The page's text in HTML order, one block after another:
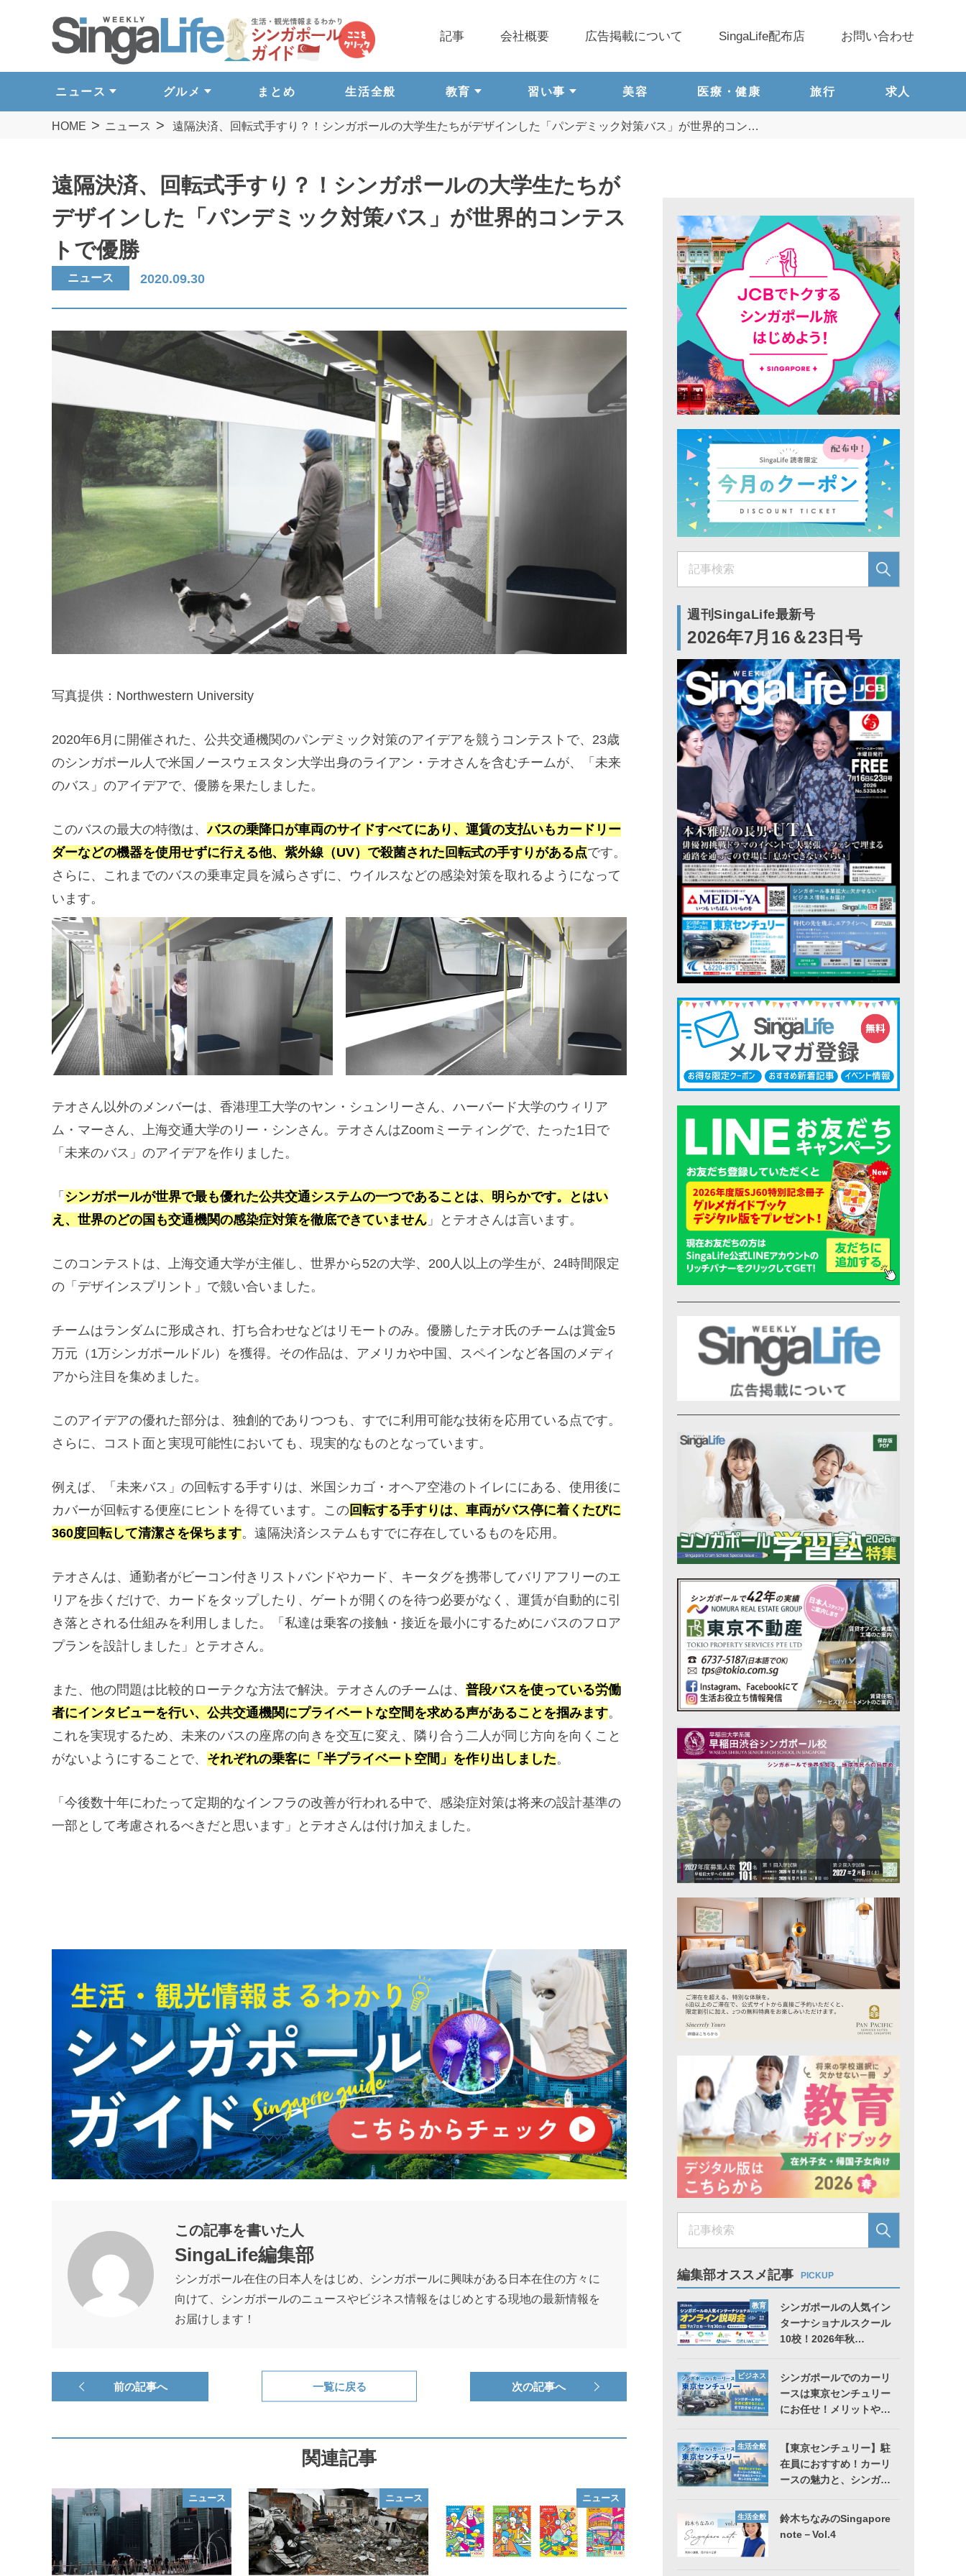
ニュース グルメ まとめ 生活全般 教育 習い事 美容 医療・健康 旅行 求人
記事 会社概要 広告掲載について SingaLife配布店 お問い合わせ
HOME ニュース 遠隔決済、回転式手すり？！シンガポールの大学生たちがデザインした「パンデミック対策バス」が世界的コン…
遠隔決済、回転式手すり？！シンガポールの大学生たちが
デザインした「パンデミック対策バス」が世界的コンテス
トで優勝
ニュース 2020.09.30
写真提供：Northwestern University
2020年6月に開催された、公共交通機関のパンデミック対策のアイデアを競うコンテストで、23歳
のシンガポール人で米国ノースウェスタン大学出身のライアン・テオさんを含むチームが、「未来
のバス」のアイデアで、優勝を果たしました。
このバスの最大の特徴は、バスの乗降口が車両のサイドすべてにあり、運賃の支払いもカードリー
ダーなどの機器を使用せずに行える他、紫外線（UV）で殺菌された回転式の手すりがある点です。
さらに、これまでのバスの乗車定員を減らさずに、ウイルスなどの感染対策を取れるようになって
います。
テオさん以外のメンバーは、香港理工大学のヤン・シュンリーさん、ハーバード大学のウィリア
ム・マーさん、上海交通大学のリー・シンさん。テオさんはZoomミーティングで、たった1日で
「未来のバス」のアイデアを作りました。
「 シンガポールが世界で最も優れた公共交通システムの一つであることは、明らかです。とはい
え、世界のどの国も交通機関の感染症対策を徹底できていません 」とテオさんは言います。
このコンテストは、上海交通大学が主催し、世界から52の大学、200人以上の学生が、24時間限定
の「デザインスプリント」で競い合いました。
チームはランダムに形成され、打ち合わせなどはリモートのみ。優勝したテオ氏のチームは賞金5
万元（1万シンガポールドル）を獲得。その作品は、アメリカや中国、スペインなど各国のメディ
アから注目を集めました。
このアイデアの優れた部分は、独創的でありつつも、すでに利用可能な技術を応用ている点です。
さらに、コスト面と実現可能性においても、現実的なものとなっています。
例えば、「未来バス」の回転する手すりは、米国シカゴ・オヘア空港のトイレににある、使用後に
カバーが回転する便座にヒントを得ています。この回転する手すりは、車両がバス停に着くたびに
360度回転して清潔さを保ちます。遠隔決済システムもすでに存在しているものを応用。
テオさんは、通勤者がビーコン付きリストバンドやカード、キータグを携帯してバリアフリーのエ
リアを歩くだけで、カードをタップしたり、ゲートが開くのを待つ必要がなく、運賃が自動的に引
き落とされる仕組みを利用しました。「私達は乗客の接触・接近を最小にするためにバスのフロア
プランを設計しました」とテオさん。
また、他の問題は比較的ローテクな方法で解決。テオさんのチームは、 普段バスを使っている労働
者にインタビューを行い、公共交通機関にプライベートな空間を求める声があることを掴みます。
これを実現するため、未来のバスの座席の向きを交互に変え、隣り合う二人が同じ方向を向くこと
がないようにすることで、 それぞれの乗客に「半プライベート空間」を作り出しました。
「今後数十年にわたって定期的なインフラの改善が行われる中で、感染症対策は将来の設計基準の
一部として考慮されるべきだと思います」とテオさんは付け加えました。
この記事を書いた人
SingaLife編集部
シンガポール在住の日本人をはじめ、シンガポールに興味がある日本在住の方々に
向けて、シンガポールのニュースやビジネス情報をはじめとする現地の最新情報を
お届けします！
前の記事へ 次の記事へ
一覧に戻る
関連記事
ニュース ニュース ニュース
週刊SingaLife最新号
2026年7月16＆23日号
編集部オススメ記事 PICKUP
教育
シンガポールの人気イン
ターナショナルスクール
10校！2026年秋…
ビジネス
シンガポールでのカーリ
ースは東京センチュリー
にお任せ！メリットや…
生活全般
【東京センチュリー】駐
在員におすすめ！カーリ
ースの魅力と、シンガ…
生活全般
鈴木ちなみのSingapore
note－Vol.4